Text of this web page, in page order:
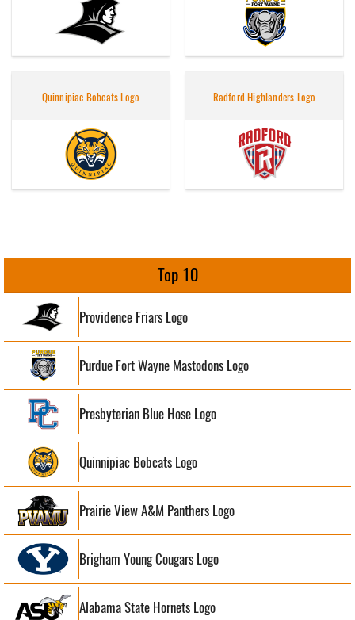
Quinnipiac Bobcats Logo Radford Highlanders Logo
Top 10
Providence Friars Logo
Purdue Fort Wayne Mastodons Logo
Presbyterian Blue Hose Logo
Quinnipiac Bobcats Logo
Prairie View A&M Panthers Logo
Brigham Young Cougars Logo
Alabama State Hornets Logo